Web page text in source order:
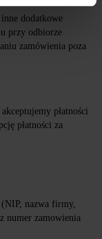
dodatkowe
przy odbiorze
zamówienia poza
płatności
płatności za
nazwa firmy,
numer zamowienia